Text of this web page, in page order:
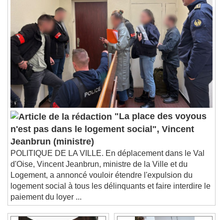
Playback Rate
Chapters
Chapters
Descriptions
descriptions off , selected
Subtitles
subtitles settings, opens subtitles
settings dialog
subtitles off, selected
Picture-in-Picture
This is a modal window.
Beginning of dialog window. Escape will cancel
and close the window.
Text
Color Opacity
"La place des voyous
n'est pas dans le logement social", Vincent
Jeanbrun (ministre)
POLITIQUE DE LA VILLE. En déplacement dans le Val
d'Oise, Vincent Jeanbrun, ministre de la Ville et du
Logement, a annoncé vouloir étendre l'expulsion du
logement social à tous les délinquants et faire interdire le
paiement du loyer ...